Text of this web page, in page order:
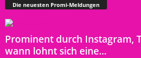
Die neuesten Promi-Meldungen
Prominent durch Instagram,
wann lohnt sich eine...